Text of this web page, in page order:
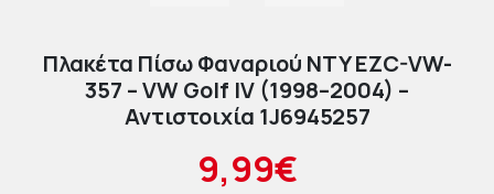
Πλακέτα Πίσω Φαναριού NTY EZC-VW-
357 – VW Golf IV (1998–2004) –
Αντιστοιχία 1J6945257
9,99€